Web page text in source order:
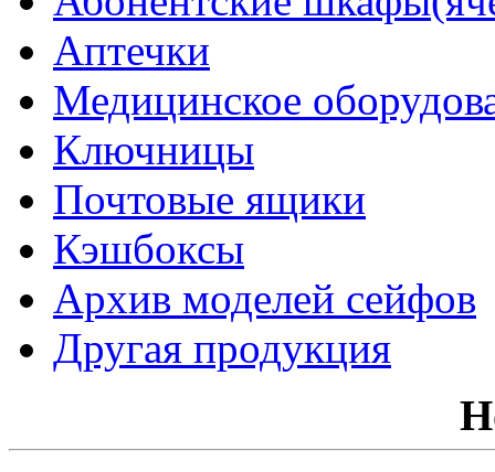
Аптечки
Медицинское
Ключницы
Почтовые ящики
Кэшбоксы
Архив моделей сейфов
Другая продукция